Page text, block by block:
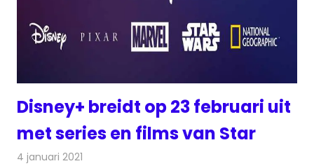
Disney+ breidt op 23 februari uit
met series en films van Star
4 januari 2021